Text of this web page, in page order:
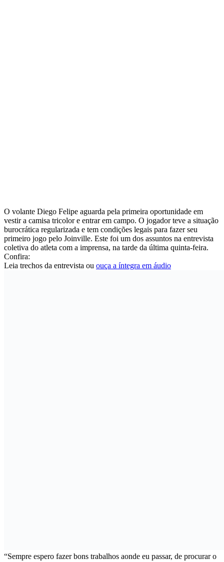
O volante Diego Felipe aguarda pela primeira oportunidade em
vestir a camisa tricolor e entrar em campo. O jogador teve a situação
burocrática regularizada e tem condições legais para fazer seu
primeiro jogo pelo Joinville. Este foi um dos assuntos na entrevista
coletiva do atleta com a imprensa, na tarde da última quinta-feira.
Confira:
Leia trechos da entrevista ou ouça a íntegra em áudio
“Sempre espero fazer bons trabalhos aonde eu passar, de procurar o